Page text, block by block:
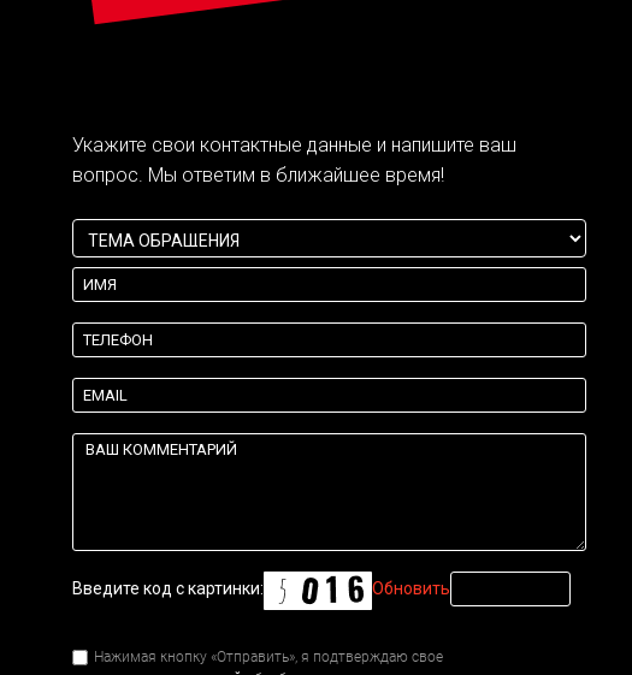
Укажите свои контактные данные и напишите ваш
вопрос. Мы ответим в ближайшее время!
Введите код с картинки: Обновить
Нажимая кнопку «Отправить», я подтверждаю свое